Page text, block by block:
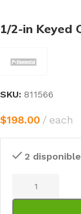
1/2-in Keyed
SKU: 811566
$198.00 each
2